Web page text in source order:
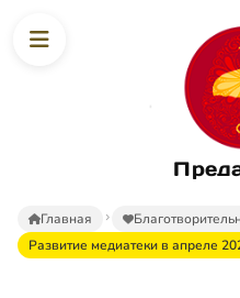
Главная
Развитие медиатеки в апреле